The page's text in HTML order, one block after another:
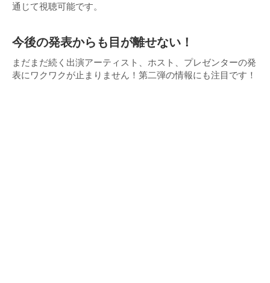
通じて視聴可能です。
今後の発表からも目が離せない！
まだまだ続く出演アーティスト、ホスト、プレゼンターの発
表にワクワクが止まりません！第二弾の情報にも注目です！